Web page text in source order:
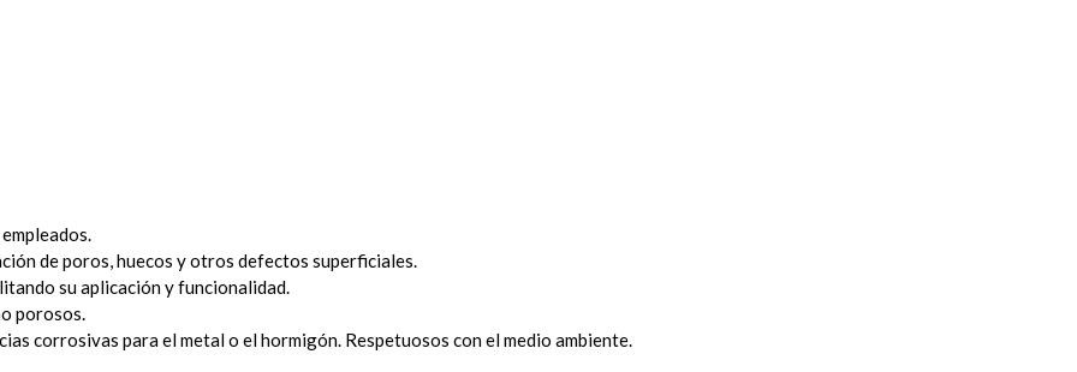
de poros, huecos y otros defectos superficiales.
su aplicación y funcionalidad.
porosos.
corrosivas para el metal o el hormigón. Respetuosos con el medio ambiente.